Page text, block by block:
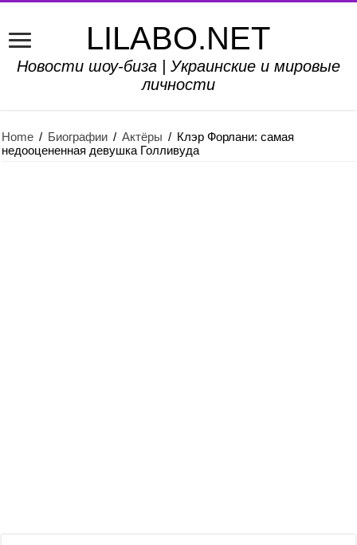
LILABO.NET
Новости шоу-биза | Украинские и мировые
личности
Home / Биографии / Актёры / Клэр Форлани: самая
недооцененная девушка Голливуда